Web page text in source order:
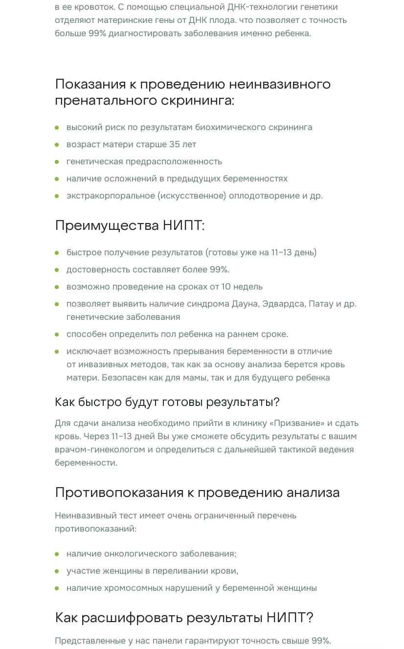
в ее кровоток. С помощью специальной ДНК-технологии генетики
отделяют материнские гены от ДНК плода. что позволяет с точность
больше 99% диагностировать заболевания именно ребенка.
Показания к проведению неинвазивного
пренатального скрининга:
высокий риск по результатам биохимического скрининга
возраст матери старше 35 лет
генетическая предрасположенность
наличие осложнений в предыдущих беременностях
экстракорпоральное (искусственное) оплодотворение и др.
Преимущества НИПТ:
быстрое получение результатов (готовы уже на 11–13 день)
достоверность составляет более 99%.
возможно проведение на сроках от 10 недель
позволяет выявить наличие синдрома Дауна, Эдвардса, Патау и др.
генетические заболевания
способен определить пол ребенка на раннем сроке.
исключает возможность прерывания беременности в отличие
от инвазивных методов, так как за основу анализа берется кровь
матери. Безопасен как для мамы, так и для будущего ребенка
Как быстро будут готовы результаты?
Для сдачи анализа необходимо прийти в клинику «Призвание» и сдать
кровь. Через 11–13 дней Вы уже сможете обсудить результаты с вашим
врачом-гинекологом и определиться с дальнейшей тактикой ведения
беременности.
Противопоказания к проведению анализа
Неинвазивный тест имеет очень ограниченный перечень
противопоказаний:
наличие онкологического заболевания;
участие женщины в переливании крови,
наличие хромосомных нарушений у беременной женщины
Как расшифровать результаты НИПТ?
Представленные у нас панели гарантируют точность свыше 99%.